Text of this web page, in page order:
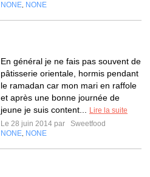
NONE NONE
En général je ne fais pas souvent de
pâtisserie orientale, hormis pendant
le ramadan car mon mari en raffole
et après une bonne journée de
jeune je suis content...
Lire la suite
Le 28 juin 2014 par
Sweetfood
NONE NONE